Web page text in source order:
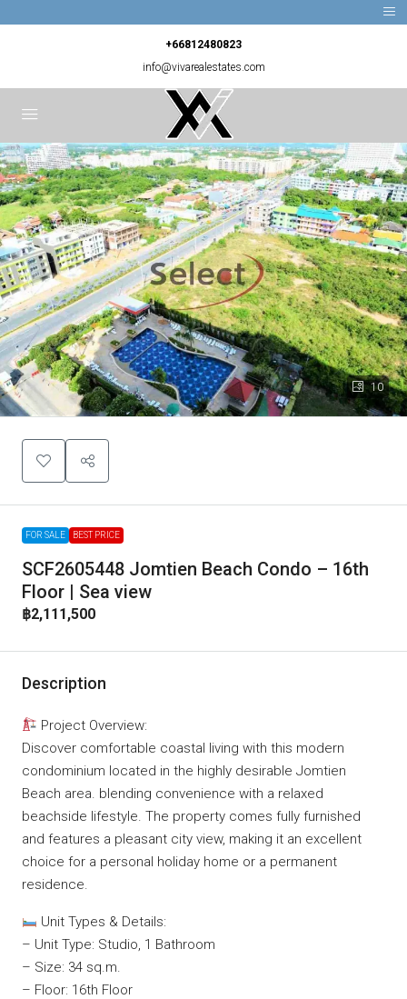
+66812480823
info@vivarealestates.com
10
FOR SALE BEST PRICE
SCF2605448 Jomtien Beach Condo – 16th
Floor | Sea view
฿2,111,500
Description
Project Overview:
Discover comfortable coastal living with this modern
condominium located in the highly desirable Jomtien
Beach area. blending convenience with a relaxed
beachside lifestyle. The property comes fully furnished
and features a pleasant city view, making it an excellent
choice for a personal holiday home or a permanent
residence.
Unit Types & Details:
– Unit Type: Studio, 1 Bathroom
– Size: 34 sq.m.
– Floor: 16th Floor